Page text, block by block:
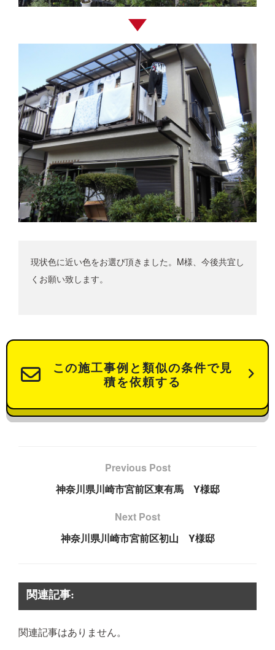
現状色に近い色をお選び頂きました。M様、今後共宜し
くお願い致します。
この施工事例と類似の条件で見
積を依頼する
Previous Post
神奈川県川崎市宮前区東有馬 Y様邸
Next Post
神奈川県川崎市宮前区初山 Y様邸
関連記事:
関連記事はありません。